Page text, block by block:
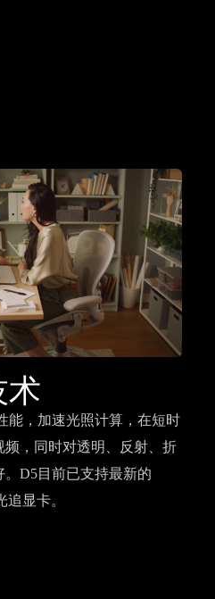
术
能，加速光照计算，在短时
，同时对透明、反射、折
D5目前已支持最新的
显卡。